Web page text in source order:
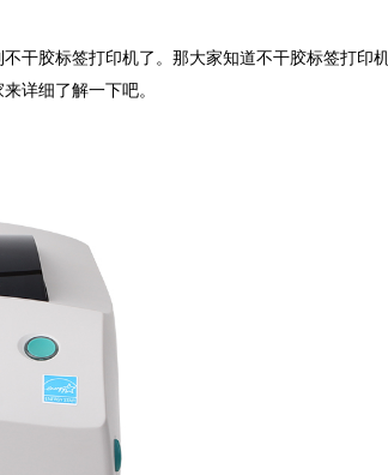
干胶标签打印机了。那大家知道不干胶标签打印
详细了解一下吧。